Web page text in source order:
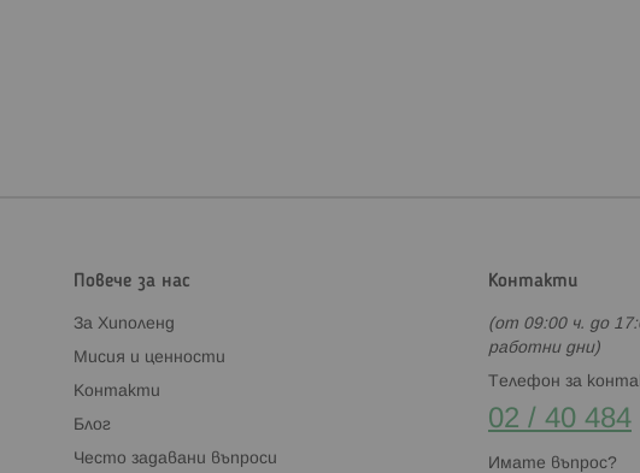
Повече за нас
За Хиполенд
Мисия и ценности
Контакти
Блог
Често задавани въпроси
Контакти
(от 09:00 ч. до
работни дни)
Телефон за
02 / 40 484
Имате въпрос?